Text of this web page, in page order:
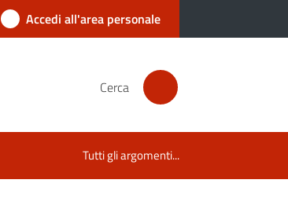
Accedi all'area personale
Cerca
Tutti gli argomenti...